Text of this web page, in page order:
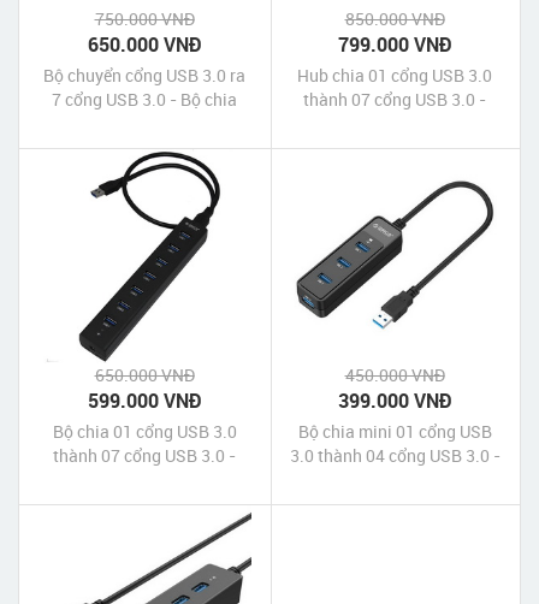
750.000 VNĐ
650.000 VNĐ
Bộ chuyển cổng USB 3.0 ra
7 cổng USB 3.0 - Bộ chia
3.0 - USB 3.0 to 7-Port USB
3.0 Hub Unitek
850.000 VNĐ
799.000 VNĐ
Hub chia 01 cổng USB 3.0
thành 07 cổng USB 3.0 -
650.000 VNĐ
599.000 VNĐ
Bộ chia 01 cổng USB 3.0
thành 07 cổng USB 3.0 -
450.000 VNĐ
399.000 VNĐ
Bộ chia mini 01 cổng USB
3.0 thành 04 cổng USB 3.0 -